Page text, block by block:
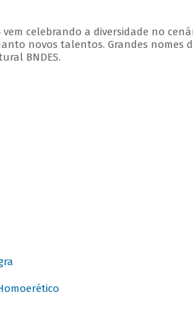
vem celebrando a diversidade no
novos talentos. Grandes nomes
BNDES.